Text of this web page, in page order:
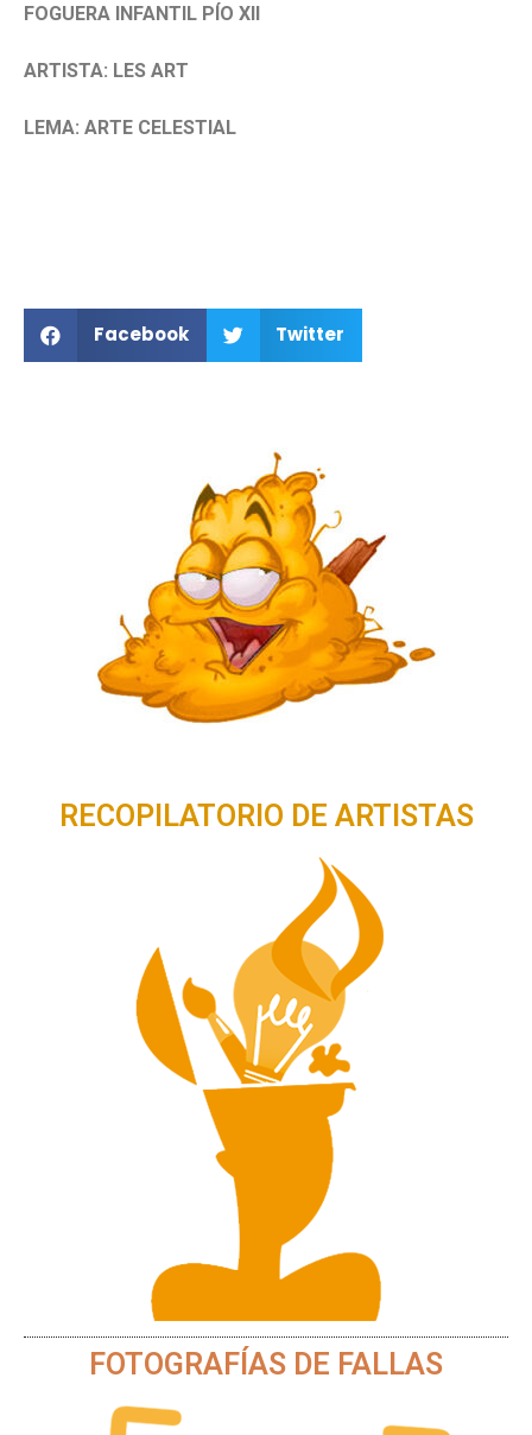
FOGUERA INFANTIL PÍO XII
ARTISTA: LES ART
LEMA: ARTE CELESTIAL
Facebook Twitter
RECOPILATORIO DE ARTISTAS
FOTOGRAFÍAS DE FALLAS